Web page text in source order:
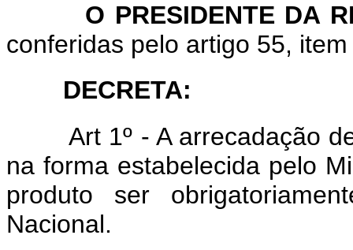
O PRESIDENTE DA
conferidas pelo artigo 55,
DECRETA:
Art 1º - A arrecadação
na forma estabelecida pelo
produto ser
Nacional.